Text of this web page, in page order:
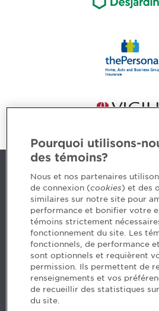
Contact us
5, Place Ville Marie, bureau 800,
H3B 2G2
www.cpaquebec.ca
Questions? Ask our team >
Want to make the Order a part
our job offers >
Pourquoi utilisons-
des témoins?
Nous et nos partenaires
de connexion (cookies) et des
similaires sur notre site pour
performance et bonifier votre
témoins strictement
fonctionnement du site. Les
fonctionnels, de performance
sont optionnels et requièrent
permission. Ils permettent de
renseignements et vos
de recueillir des statistiques
du site.